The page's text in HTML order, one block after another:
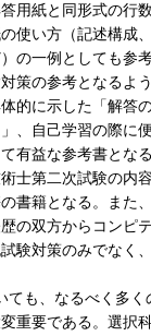
用紙と同形式の行
使い方（記述構成
の一例としても参
策の参考となるよ
的に示した「解答
、自己学習の際に
有益な参考書とな
士第二次試験の内
書籍となる。また
の双方からコンピ
験対策のみでなく
ても、なるべく多
重要である。選